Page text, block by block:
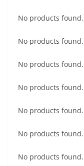
No products found.
No products found.
No products found.
No products found.
No products found.
No products found.
No products found.